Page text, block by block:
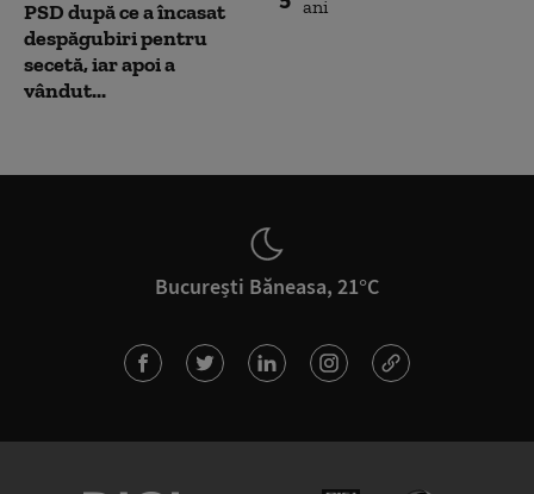
PSD după ce a încasat
despăgubiri pentru
secetă, iar apoi a
vândut...
București Băneasa, 21°C